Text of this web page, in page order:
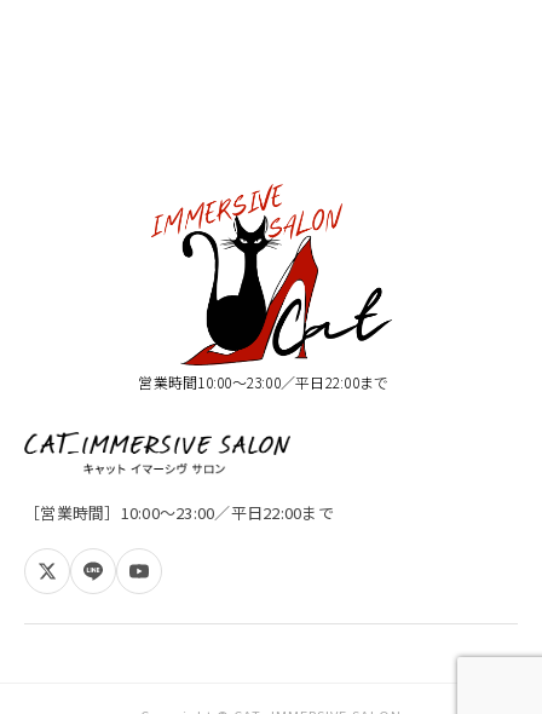
営業時間10:00〜23:00／平日22:00まで
［営業時間］10:00〜23:00／平日22:00まで